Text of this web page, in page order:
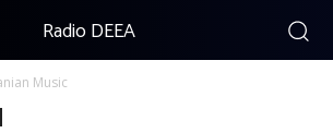
Radio DEEA
Music